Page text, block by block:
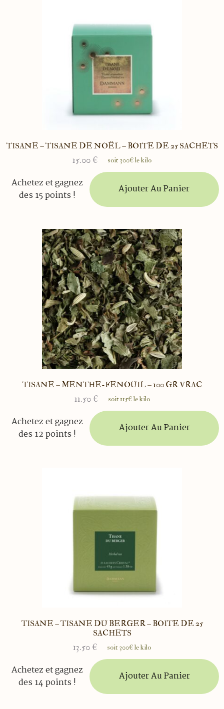
TISANE – TISANE DE NOËL – BOITE DE 25 SACHETS
15.00 € soit 300€ le kilo
Achetez et gagnez
des 15 points !
Ajouter Au Panier
TISANE – MENTHE-FENOUIL – 100 GR VRAC
11.50 € soit 115€ le kilo
Achetez et gagnez
des 12 points !
Ajouter Au Panier
TISANE – TISANE DU BERGER – BOITE DE 25
SACHETS
13.50 € soit 300€ le kilo
Achetez et gagnez
des 14 points !
Ajouter Au Panier